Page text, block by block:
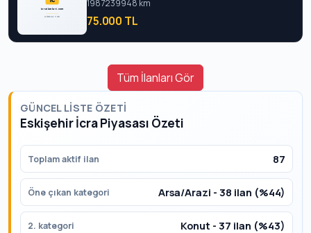
1987239948 km
75.000 TL
Tüm İlanları Gör
GÜNCEL LISTE ÖZETI
Eskişehir İcra Piyasası Özeti
Toplam aktif ilan 87
Öne çıkan kategori Arsa/Arazi - 38 ilan (%44)
2. kategori Konut - 37 ilan (%43)